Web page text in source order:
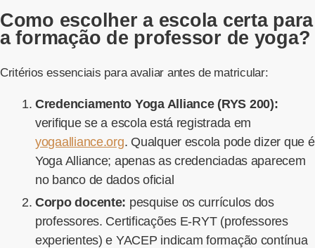
Como escolher a escola certa para
a formação de professor de yoga?
Critérios essenciais para avaliar antes de matricular:
Credenciamento Yoga Alliance (RYS 200):
verifique se a escola está registrada em
yogaalliance.org. Qualquer escola pode dizer que é
Yoga Alliance; apenas as credenciadas aparecem
no banco de dados oficial
Corpo docente: pesquise os currículos dos
professores. Certificações E-RYT (professores
experientes) e YACEP indicam formação contínua